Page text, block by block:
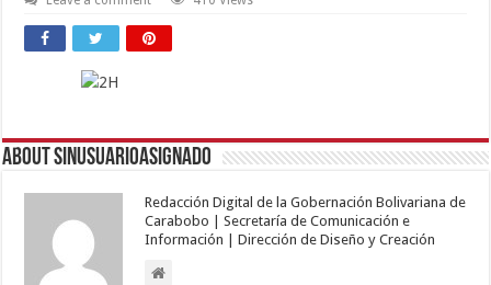
About sinusuarioasignado
Redacción Digital de la Gobernación Bolivariana de
Carabobo | Secretaría de Comunicación e
Información | Dirección de Diseño y Creación